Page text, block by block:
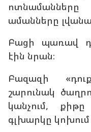
ամանները
Բացի պառավ
էին նրան։
Բազազի
շարունակ
կանչում,
գլխարկը